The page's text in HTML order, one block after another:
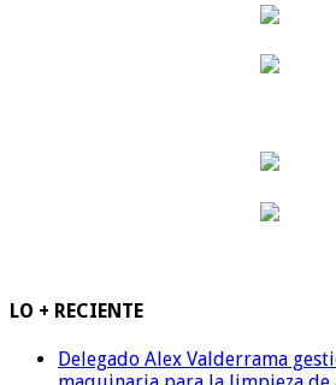
LO + RECIENTE
Delegado Alex Valderrama